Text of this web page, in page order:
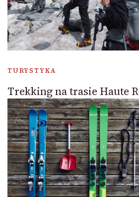
TURYSTYKA
Trekking na trasie Haute